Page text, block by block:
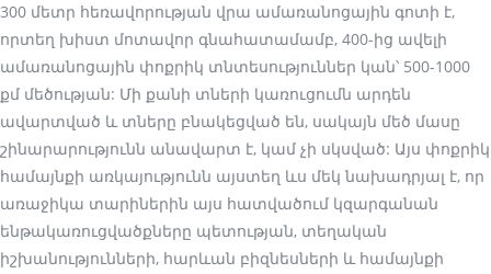
300 մետր հեռավորության վրա ամառանոցային գոտի է,
որտեղ խիստ մոտավոր գնահատամամբ, 400-ից ավելի
ամառանոցային փոքրիկ տնտեսություններ կան՝ 500-1000
քմ մեծության: Մի քանի տների կառուցումն արդեն
ավարտված և տները բնակեցված են, սակայն մեծ մասը
շինարարությունն անավարտ է, կամ չի սկսված: Այս փոքրիկ
համայնքի առկայությունն այստեղ ևս մեկ նախադրյալ է, որ
առաջիկա տարիներին այս հատվածում կզարգանան
ենթակառուցվածքները պետության, տեղական
իշխանությունների, հարևան բիզնեսների և համայնքի